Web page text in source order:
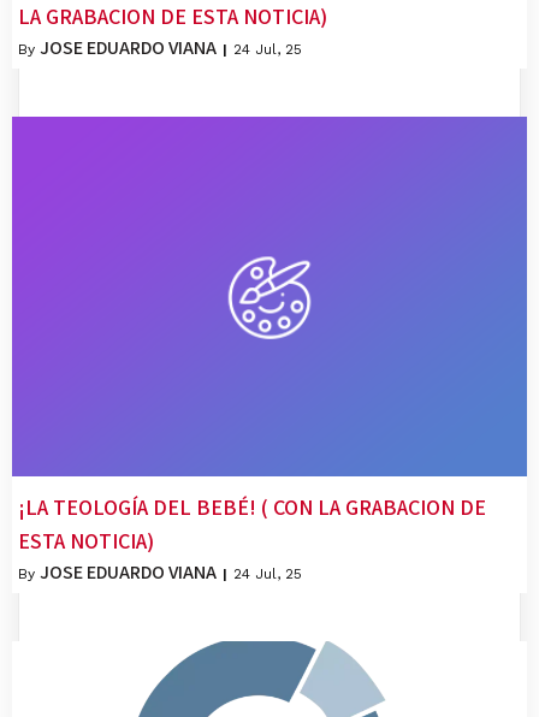
LA GRABACION DE ESTA NOTICIA)
By JOSE EDUARDO VIANA | 24 Jul, 25
¡LA TEOLOGÍA DEL BEBÉ! ( CON LA GRABACION DE
ESTA NOTICIA)
By JOSE EDUARDO VIANA | 24 Jul, 25